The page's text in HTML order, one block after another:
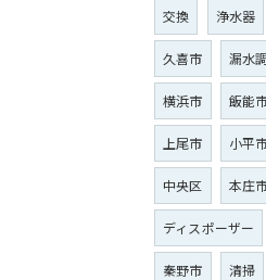
交換 浄水器
久喜市 漏水
横浜市 飯能
上尾市 小平
中央区 本庄
ディスポーザー
秦野市 清掃